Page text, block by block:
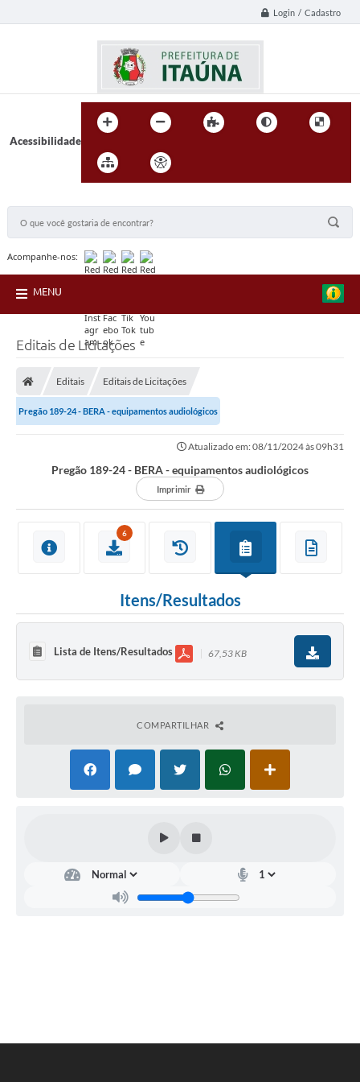
Login / Cadastro
Acessibilidade
Acompanhe-nos:
MENU
Editais de Licitações
Editais Editais de Licitações
Pregão 189-24 - BERA - equipamentos audiológicos
Atualizado em: 08/11/2024 às 09h31
Pregão 189-24 - BERA - equipamentos audiológicos
Imprimir
6
Itens/Resultados
Lista de Itens/Resultados 67,53 KB
COMPARTILHAR